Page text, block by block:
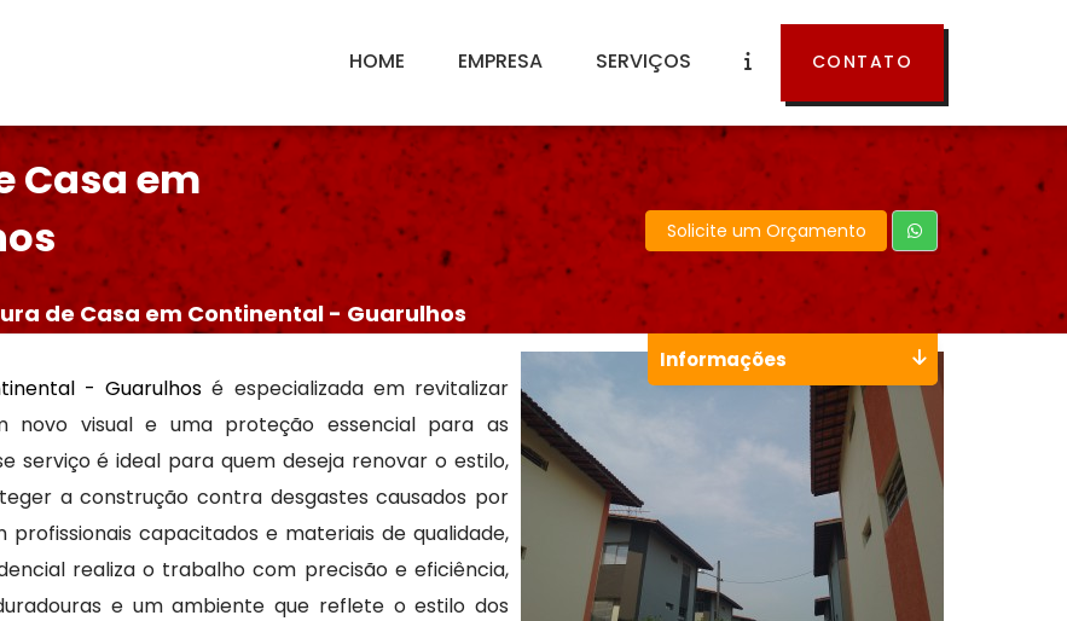
HOME EMPRESA SERVIÇOS CONTATO
Casa em
de Casa em Continental - Guarulhos
Solicite um Orçamento
- Guarulhos é especializada em revitalizar
novo visual e uma proteção essencial para as
serviço é ideal para quem deseja renovar o estilo,
a construção contra desgastes causados por
profissionais capacitados e materiais de qualidade,
realiza o trabalho com precisão e eficiência,
e um ambiente que reflete o estilo dos
Informações